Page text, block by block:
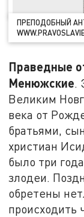
ПРЕПОДОБНЫЙ
Праведные
Менюжские.
Великим
века от
братьями,
христиан
было три
злодеи.
обретены
происходить